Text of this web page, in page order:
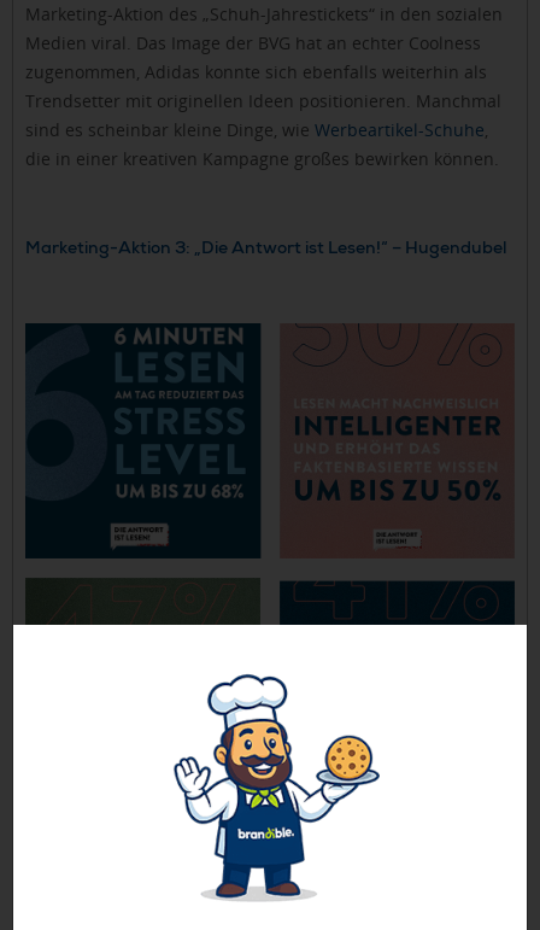
Marketing-Aktion des „Schuh-Jahrestickets“ in den sozialen
Medien viral. Das Image der BVG hat an echter Coolness
zugenommen, Adidas konnte sich ebenfalls weiterhin als
Trendsetter mit originellen Ideen positionieren. Manchmal
sind es scheinbar kleine Dinge, wie Werbeartikel-Schuhe,
die in einer kreativen Kampagne großes bewirken können.
Marketing-Aktion 3: „Die Antwort ist Lesen!“ – Hugendubel
© Hugendubel